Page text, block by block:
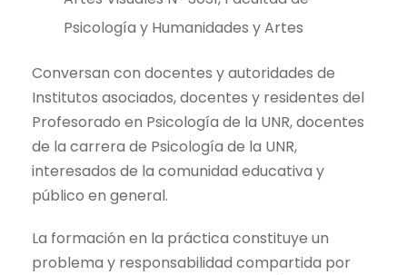
Psicología y Humanidades y Artes
Conversan con docentes y autoridades de
Institutos asociados, docentes y residentes del
Profesorado en Psicología de la UNR, docentes
de la carrera de Psicología de la UNR,
interesados de la comunidad educativa y
público en general.
La formación en la práctica constituye un
problema y responsabilidad compartida por